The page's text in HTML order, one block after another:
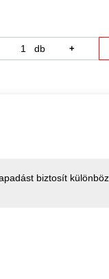
db +
biztosít